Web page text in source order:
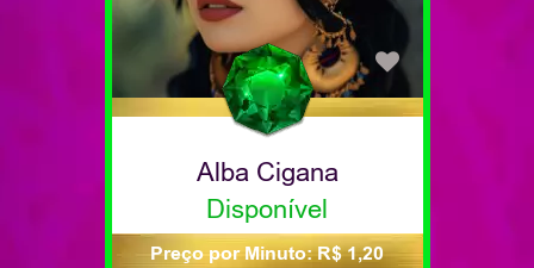
Alba Cigana
Disponível
Preço por Minuto: R$ 1,20